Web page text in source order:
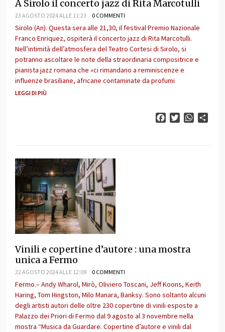
A Sirolo il concerto jazz di Rita Marcotulli
23 AGOSTO 2024 ALLE 11:23 0 COMMENTI
Sirolo (An). Questa sera alle 21,30, il festival Premio Nazionale
Franco Enriquez, ospiterà il concerto jazz di Rita Marcotulli.
Nell’intimità dell’atmosfera del Teatro Cortesi di Sirolo, si
potranno ascoltare le note della straordinaria compositrice e
pianista jazz romana che «ci rimandano a reminiscenze e
influenze brasiliane, africane contaminate da profumi
LEGGI DI PIÙ
FacebookTwitter
Vinili e copertine d’autore : una mostra
unica a Fermo
22 AGOSTO 2024 ALLE 12:09 0 COMMENTI
Fermo.– Andy Wharol, Mirò, Oliviero Toscani, Jeff Koons, Keith
Haring, Tom Hingston, Milo Manara, Banksy. Sono soltanto alcuni
degli artisti autori delle oltre 230 copertine di vinili esposte a
Palazzo dei Priori di Fermo dal 9 agosto al 3 novembre nella
mostra “Musica da Guardare. Copertine d’autore e vinili dal